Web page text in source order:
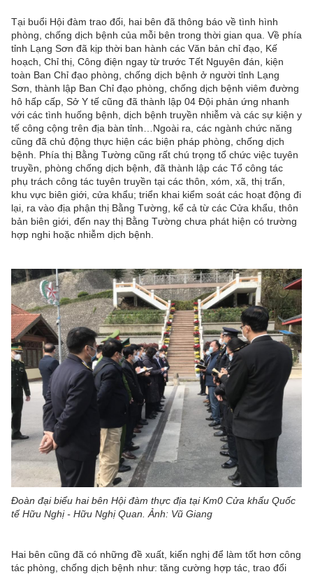
Tại buổi Hội đàm trao đổi, hai bên đã thông báo về tình hình
phòng, chống dịch bệnh của mỗi bên trong thời gian qua. Về phía
tỉnh Lạng Sơn đã kịp thời ban hành các Văn bản chỉ đạo, Kế
hoạch, Chỉ thị, Công điện ngay từ trước Tết Nguyên đán, kiện
toàn Ban Chỉ đạo phòng, chống dịch bệnh ở người tỉnh Lạng
Sơn, thành lập Ban Chỉ đạo phòng, chống dịch bệnh viêm đường
hô hấp cấp, Sở Y tế cũng đã thành lập 04 Đội phản ứng nhanh
với các tình huống bệnh, dịch bệnh truyền nhiễm và các sự kiện y
tế công cộng trên địa bàn tỉnh…Ngoài ra, các ngành chức năng
cũng đã chủ động thực hiện các biện pháp phòng, chống dịch
bệnh. Phía thị Bằng Tường cũng rất chú trọng tổ chức việc tuyên
truyền, phòng chống dịch bệnh, đã thành lập các Tổ công tác
phụ trách công tác tuyên truyền tại các thôn, xóm, xã, thị trấn,
khu vực biên giới, cửa khẩu; triển khai kiểm soát các hoạt động đi
lại, ra vào địa phận thị Bằng Tường, kể cả từ các Cửa khẩu, thôn
bản biên giới, đến nay thị Bằng Tường chưa phát hiện có trường
hợp nghi hoặc nhiễm dịch bệnh.
Đoàn đại biểu hai bên Hội đàm thực địa tại Km0 Cửa khẩu Quốc
tế Hữu Nghị - Hữu Nghị Quan. Ảnh: Vũ Giang
Hai bên cũng đã có những đề xuất, kiến nghị để làm tốt hơn công
tác phòng, chống dịch bệnh như: tăng cường hợp tác, trao đổi